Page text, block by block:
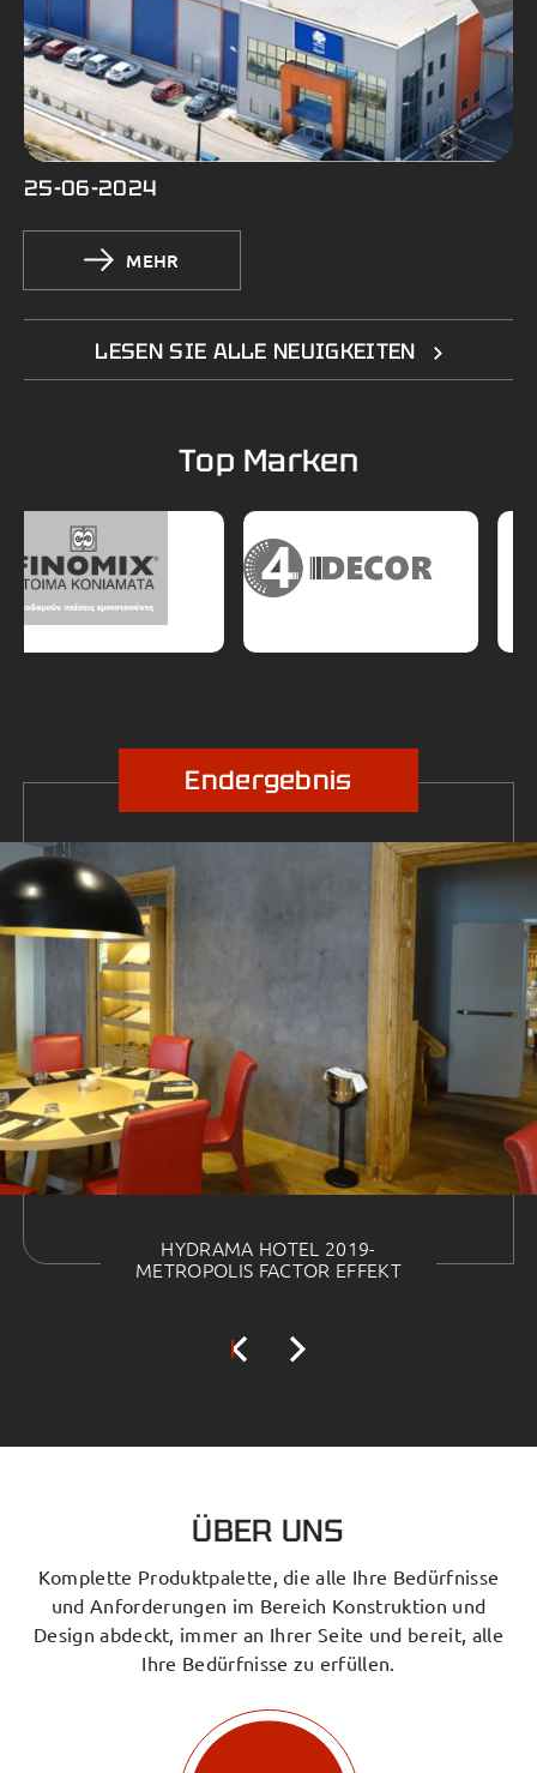
LESEN SIE ALLE NEUIGKEITEN
25-06-2024
MEHR
Top Marken
Endergebnis
HYDRAMA HOTEL 2019-
METROPOLIS FACTOR EFFEKT
ÜBER UNS
Komplette Produktpalette, die alle Ihre Bedürfnisse
und Anforderungen im Bereich Konstruktion und
Design abdeckt, immer an Ihrer Seite und bereit, alle
Ihre Bedürfnisse zu erfüllen.